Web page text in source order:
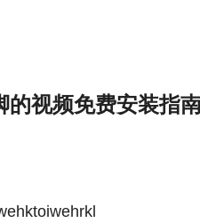
的视频免费安装指